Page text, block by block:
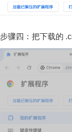
步骤四：把下载的